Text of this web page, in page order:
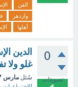
الفن
وازدهر
أهلها
0
تصويتات
الدين
غلو ولا
سُئل مارس 17، 2023